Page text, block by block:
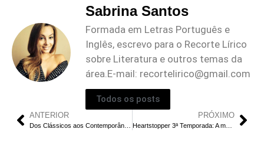
Sabrina Santos
Formada em Letras Português e
Inglês, escrevo para o Recorte Lírico
sobre Literatura e outros temas da
área.E-mail: recortelirico@gmail.com
Todos os posts
ANTERIOR PRÓXIMO
Heartstopper 3ª Temporada: A mais Emocional e Impactante Até Agora